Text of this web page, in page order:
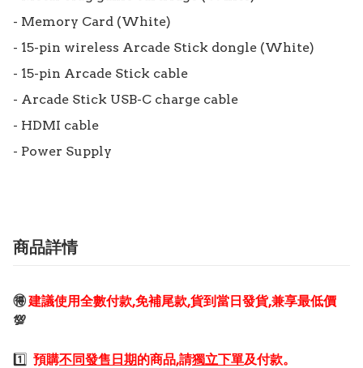
- Memory Card (White)
- 15-pin wireless Arcade Stick dongle (White)
- 15-pin Arcade Stick cable
- Arcade Stick USB-C charge cable
- HDMI cable
- Power Supply
商品詳情
🉐建議使用全數付款,免補尾款,貨到當日發貨,兼享最低價
💯
1️⃣ 預購不同發售日期的商品,請獨立下單及付款。